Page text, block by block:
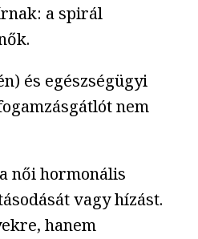
a spirál
és egészségügyi
nem
női hormonális
vagy hízást.
hanem